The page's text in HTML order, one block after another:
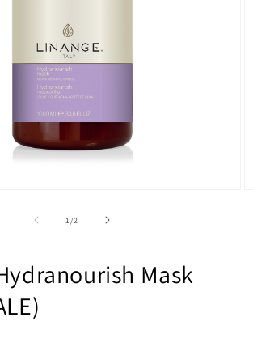
1 /de2
Mask